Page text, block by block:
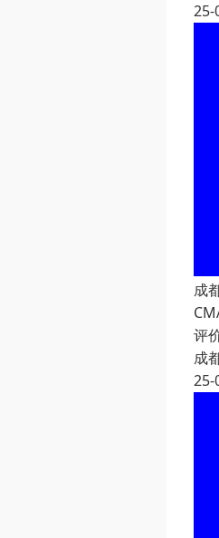
25-
成
评
成
25-